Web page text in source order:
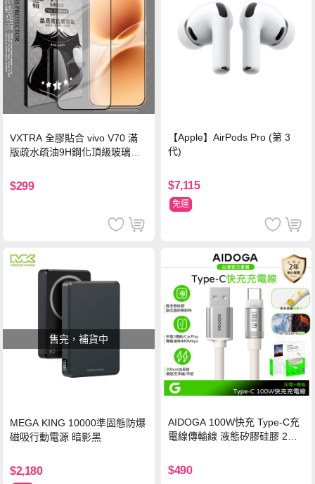
VXTRA 全膠貼合 vivo V70 滿
版疏水疏油9H鋼化頂級玻璃貼
$299
【Apple】AirPods Pro (第 3
代)
$7,115
免運
售完，補貨中
MEGA KING 10000準固態防爆
磁吸行動電源 暗影黑
$2,180
AIDOGA 100W快充 Type-C充
電線傳輸線 液態矽膠硅膠 2M
$490